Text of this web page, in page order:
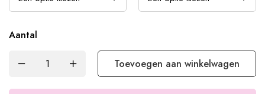
Aantal
Toevoegen aan winkelwagen